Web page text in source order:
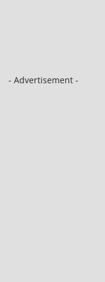
- Advertisement -